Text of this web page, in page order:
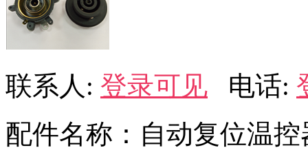
联系人: 登录可见 电话:
配件名称：自动复位温控